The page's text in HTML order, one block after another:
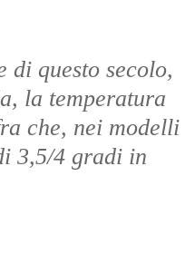
di questo secolo,
la temperatura
che, nei modelli
3,5/4 gradi in